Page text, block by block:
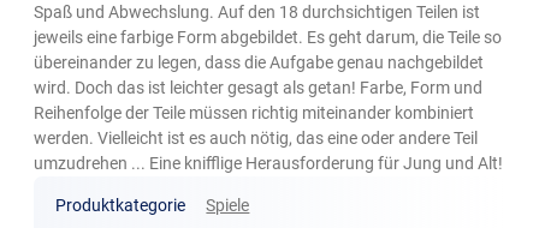
Spaß und Abwechslung. Auf den 18 durchsichtigen Teilen ist
jeweils eine farbige Form abgebildet. Es geht darum, die Teile so
übereinander zu legen, dass die Aufgabe genau nachgebildet
wird. Doch das ist leichter gesagt als getan! Farbe, Form und
Reihenfolge der Teile müssen richtig miteinander kombiniert
werden. Vielleicht ist es auch nötig, das eine oder andere Teil
umzudrehen ... Eine knifflige Herausforderung für Jung und Alt!
Produktkategorie Spiele